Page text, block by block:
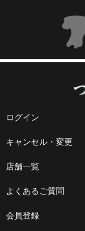
ログイン
キャンセル・変更
店舗一覧
よくあるご質問
会員登録